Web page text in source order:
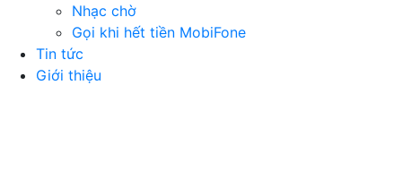
Nhạc chờ
Gọi khi hết tiền MobiFone
Tin tức
Giới thiệu